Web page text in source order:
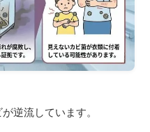
逆流しています。